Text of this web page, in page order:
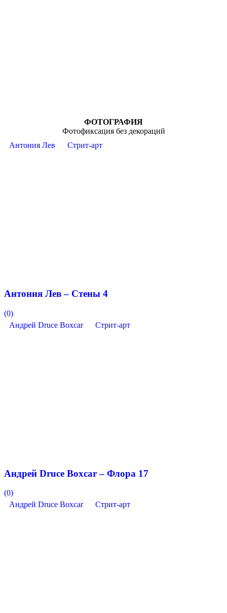
ФОТОГРАФИЯ
Фотофиксация без декораций
Антония Лев
Стрит-арт
Антония Лев – Стены 4
(0)
Андрей Druce Boxcar
Стрит-арт
Андрей Druce Boxcar – Флора 17
(0)
Андрей Druce Boxcar
Стрит-арт